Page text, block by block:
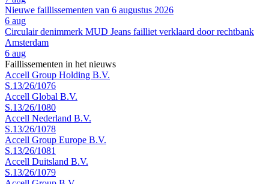
Nieuwe faillissementen van 6 augustus 2026
6 aug
Circulair denimmerk MUD Jeans failliet verklaard door rechtbank
Amsterdam
6 aug
Faillissementen in het nieuws
Accell Group Holding B.V.
S.13/26/1076
Accell Global B.V.
S.13/26/1080
Accell Nederland B.V.
S.13/26/1078
Accell Group Europe B.V.
S.13/26/1081
Accell Duitsland B.V.
S.13/26/1079